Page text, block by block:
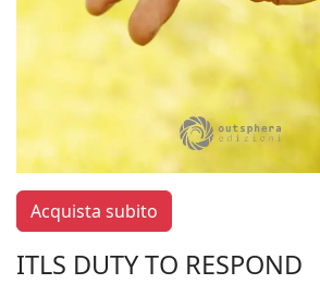
Acquista subito
ITLS DUTY TO RESPOND